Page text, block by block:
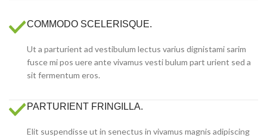
COMMODO SCELERISQUE.
Ut a parturient ad vestibulum lectus varius dignistami sarim
fusce mi pos uere ante vivamus vesti bulum part urient sed a
sit fermentum eros.
PARTURIENT FRINGILLA.
Elit suspendisse ut in senectus in vivamus magnis adipiscing